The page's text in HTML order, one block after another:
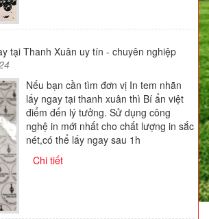
tại Thanh Xuân uy tín - chuyên nghiệp
Nếu bạn cần tìm đơn vị In tem nhãn
lấy ngay tại thanh xuân thì Bí ẩn việt
điểm đến lý tưởng. Sử dụng công
nghệ in mới nhất cho chất lượng in sắc
nét,có thể lấy ngay sau 1h
Chi tiết